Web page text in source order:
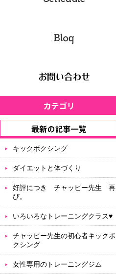
キックボクシング
ダイエットと体づくり
好評につき チャッピー先生 再
び。
いろいろなトレーニングクラス♥
チャッピー先生の初心者キックボ
クシング
女性専用のトレーニングジム